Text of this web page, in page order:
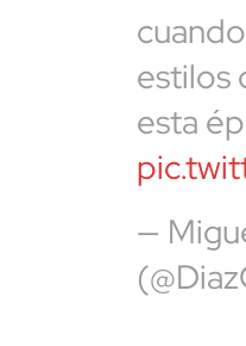
estilos
esta
—